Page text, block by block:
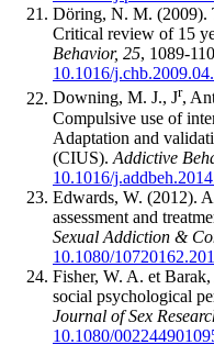
Döring, N. M. (2009).
Critical review of 15
Behavior, 25, 1089-
10.1016/
Downing, M. J., Jr,
Compulsive use of
Adaptation and
(CIUS). Addictive
10.1016/
Edwards, W. (2012).
assessment and
Sexual Addiction &
10.1080/
Fisher, W. A. et
social psychological
Journal of Sex
10.1080/